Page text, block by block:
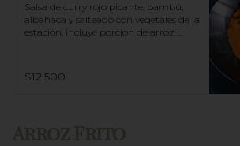
Salsa de curry rojo picante, bambú,
albahaca y salteado con vegetales de la
estación, incluye porción de arroz
$12.500
Arroz Frito